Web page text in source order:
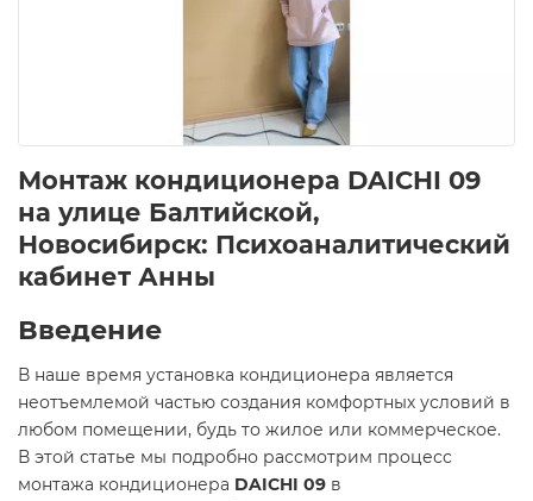
Монтаж кондиционера DAICHI 09
на улице Балтийской,
Новосибирск: Психоаналитический
кабинет Анны
Введение
В наше время установка кондиционера является
неотъемлемой частью создания комфортных условий в
любом помещении, будь то жилое или коммерческое.
В этой статье мы подробно рассмотрим процесс
монтажа кондиционера DAICHI 09 в